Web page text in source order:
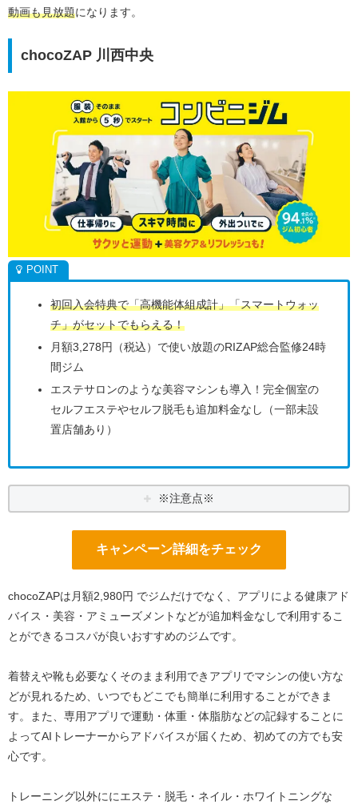
動画も見放題になります。
chocoZAP 川西中央
初回入会特典で「高機能体組成計」「スマートウォッ
チ」がセットでもらえる！
月額3,278円（税込）で使い放題のRIZAP総合監修24時
間ジム
エステサロンのような美容マシンも導入！完全個室の
セルフエステやセルフ脱毛も追加料金なし（一部未設
置店舗あり）
※注意点※
キャンペーン詳細をチェック
chocoZAPは月額2,980円 でジムだけでなく、アプリによる健康アド
バイス・美容・アミューズメントなどが追加料金なしで利用するこ
とができるコスパが良いおすすめのジムです。
着替えや靴も必要なくそのまま利用できアプリでマシンの使い方な
どが見れるため、いつでもどこでも簡単に利用することができま
す。また、専用アプリで運動・体重・体脂肪などの記録することに
よってAIトレーナーからアドバイスが届くため、初めての方でも安
心です。
トレーニング以外ににエステ・脱毛・ネイル・ホワイトニングな